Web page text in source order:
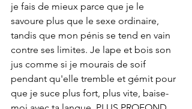
je fais de mieux parce que je le
savoure plus que le sexe ordinaire,
tandis que mon pénis se tend en vain
contre ses limites. Je lape et bois son
jus comme si je mourais de soif
pendant qu'elle tremble et gémit pour
que je suce plus fort, plus vite, baise-